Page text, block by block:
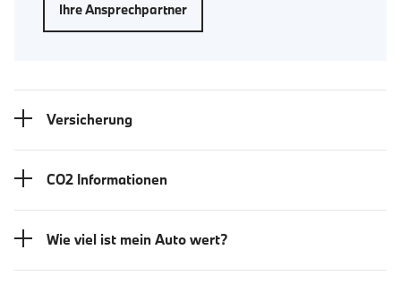
Ihre Ansprechpartner
Versicherung
CO2 Informationen
Wie viel ist mein Auto wert?